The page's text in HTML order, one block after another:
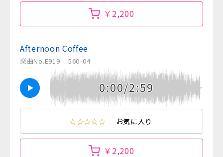
￥2,200
Afternoon Coffee
楽曲No.E919 560-04
0:00/2:59
☆☆☆☆☆ お気に入り
￥2,200